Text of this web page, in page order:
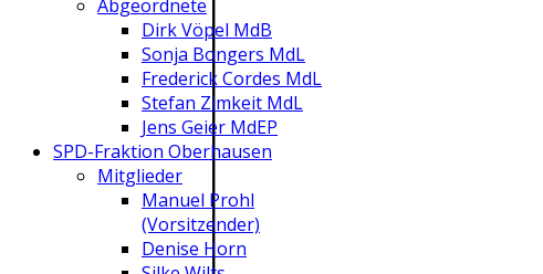
Abgeordnete
Dirk Vöpel MdB
Sonja Bongers MdL
Frederick Cordes MdL
Stefan Zimkeit MdL
Jens Geier MdEP
SPD-Fraktion Oberhausen
Mitglieder
Manuel Prohl
(Vorsitzender)
Denise Horn